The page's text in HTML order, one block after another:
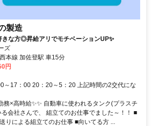
製造
きな方◎昇給アリでモチベーションUP✨
ズ
本線 加佐登駅 車15分
円
～17：00 20：20～5：20 上記時間の2交代にな
務×高時給✨✨ 自動車に使われるタンク(プラスチ
る会社さんで、 組立てのお仕事でました～！！ ■
りによる組立てのお仕事 ■向いてる方 ...